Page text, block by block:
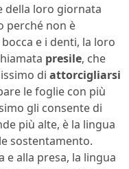
della loro giornata
perché non è
e i denti, la loro
presile, che
di attorcigliarsi
le foglie con più
gli consente di
più alte, è la lingua
sostentamento.
alla presa, la lingua